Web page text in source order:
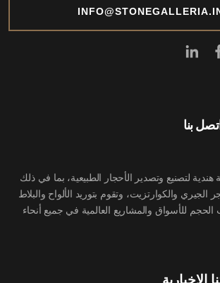
اتصل بنا
لتصنيع وتصدير الأحجار الطبيعية، بما في ذلك
الجيري والكوارتزيت، وتقوم بتوريد الألواح والبلاط
للأسواق والمشاريع العالمية في جميع أنحاء